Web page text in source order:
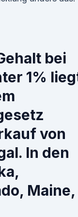
bei
1%
von
In den
Maine,